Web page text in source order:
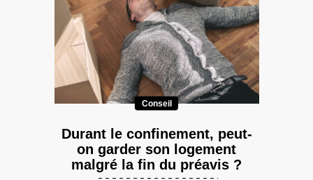
Conseil
Durant le confinement, peut-
on garder son logement
malgré la fin du préavis ?